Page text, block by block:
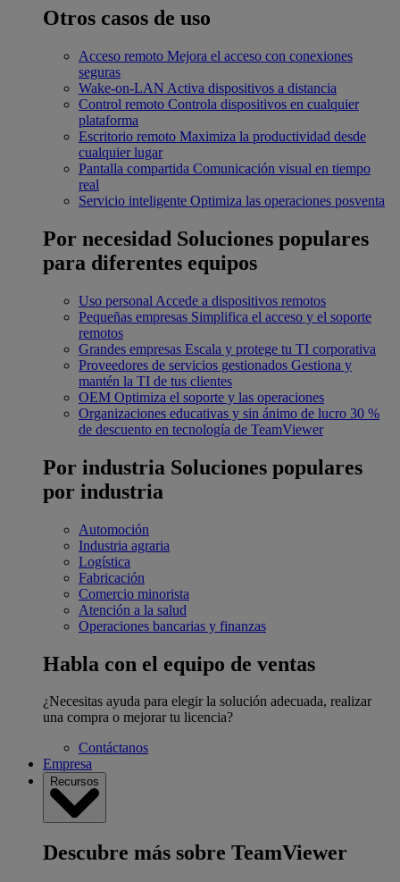
Otros casos de uso
Acceso remoto Mejora el acceso con conexiones
seguras
Wake-on-LAN Activa dispositivos a distancia
Control remoto Controla dispositivos en cualquier
plataforma
Escritorio remoto Maximiza la productividad desde
cualquier lugar
Pantalla compartida Comunicación visual en tiempo
real
Servicio inteligente Optimiza las operaciones posventa
Por necesidad Soluciones populares
para diferentes equipos
Uso personal Accede a dispositivos remotos
Pequeñas empresas Simplifica el acceso y el soporte
remotos
Grandes empresas Escala y protege tu TI corporativa
Proveedores de servicios gestionados Gestiona y
mantén la TI de tus clientes
OEM Optimiza el soporte y las operaciones
Organizaciones educativas y sin ánimo de lucro 30 %
de descuento en tecnología de TeamViewer
Por industria Soluciones populares
por industria
Automoción
Industria agraria
Logística
Fabricación
Comercio minorista
Atención a la salud
Operaciones bancarias y finanzas
Habla con el equipo de ventas
¿Necesitas ayuda para elegir la solución adecuada, realizar
una compra o mejorar tu licencia?
Contáctanos
Empresa
Recursos
Descubre más sobre TeamViewer